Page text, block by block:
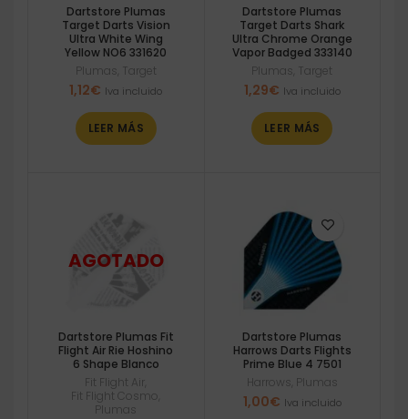
Dartstore Plumas
Target Darts Vision
Ultra White Wing
Yellow NO6 331620
Plumas Target
1,12€ Iva incluido
LEER MÁS
Dartstore Plumas
Target Darts Shark
Ultra Chrome Orange
Vapor Badged 333140
Plumas Target
1,29€ Iva incluido
LEER MÁS
Dartstore Plumas Fit
Flight Air Rie Hoshino
6 Shape Blanco
Fit Flight Air
Fit Flight Cosmo
Plumas
Dartstore Plumas
Harrows Darts Flights
Prime Blue 4 7501
Harrows Plumas
1,00€ Iva incluido